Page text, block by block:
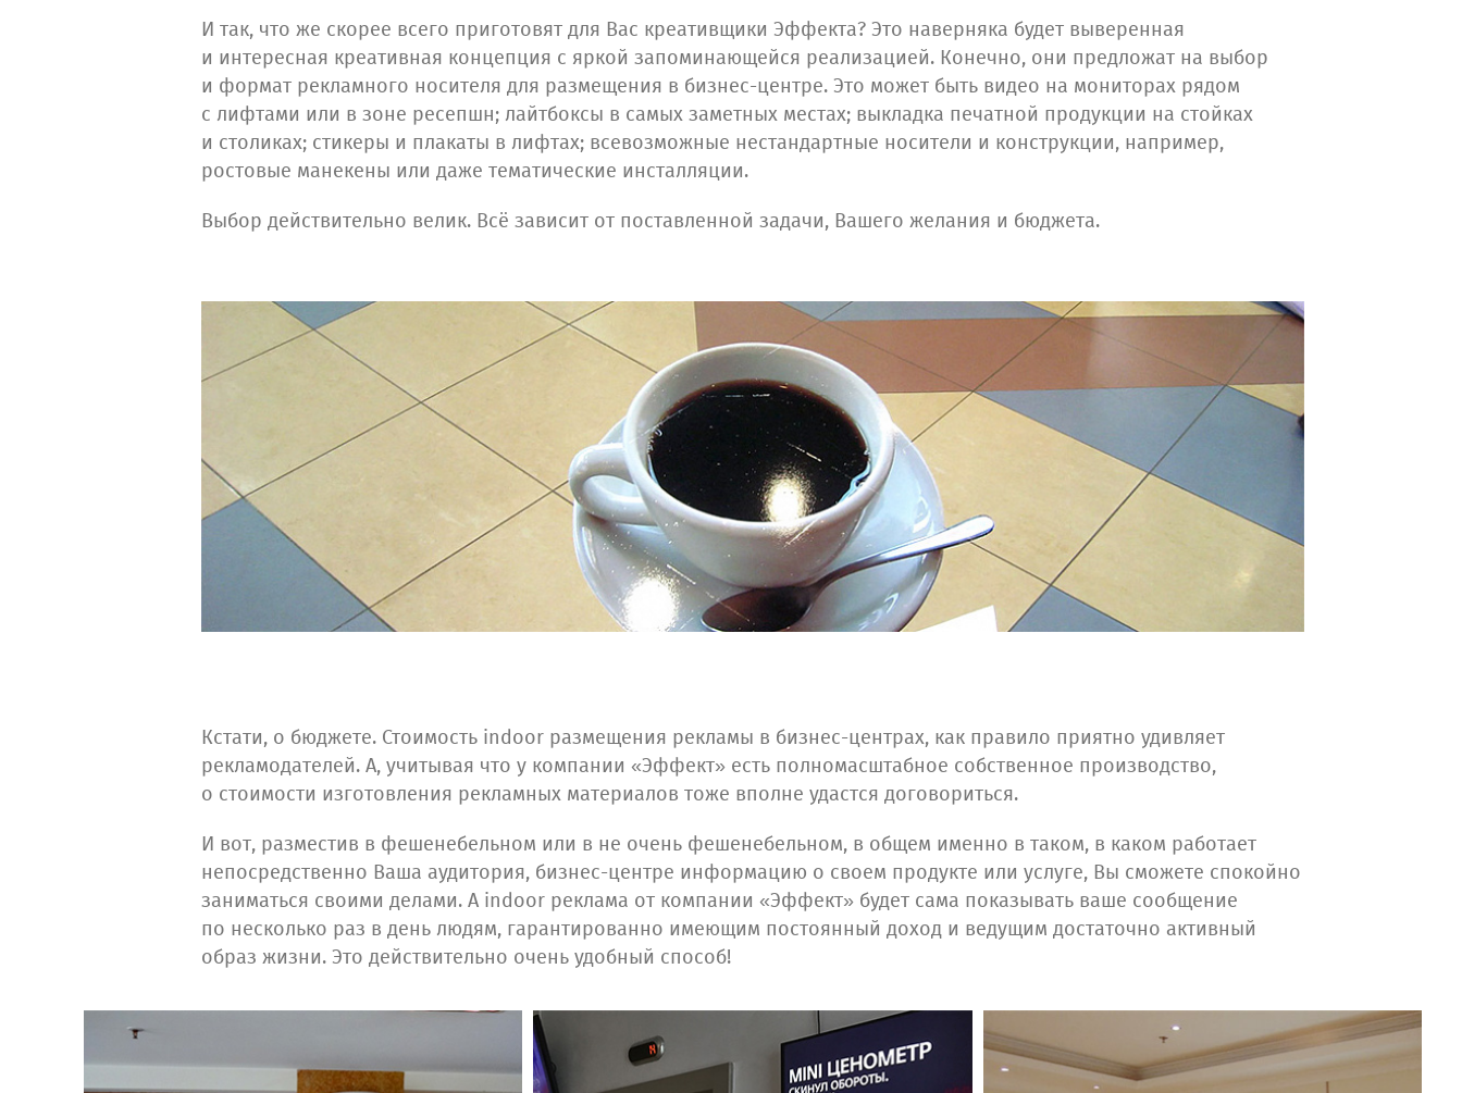
И так, что же скорее всего приготовят для Вас креативщики Эффекта? Это наверняка будет выверенная
и интересная креативная концепция с яркой запоминающейся реализацией. Конечно, они предложат на выбор
и формат рекламного носителя для размещения в бизнес-центре. Это может быть видео на мониторах рядом
с лифтами или в зоне ресепшн; лайтбоксы в самых заметных местах; выкладка печатной продукции на стойках
и столиках; стикеры и плакаты в лифтах; всевозможные нестандартные носители и конструкции, например,
ростовые манекены или даже тематические инсталляции.
Выбор действительно велик. Всё зависит от поставленной задачи, Вашего желания и бюджета.
Кстати, о бюджете. Стоимость indoor размещения рекламы в бизнес-центрах, как правило приятно удивляет
рекламодателей. А, учитывая что у компании «Эффект» есть полномасштабное собственное производство,
о стоимости изготовления рекламных материалов тоже вполне удастся договориться.
И вот, разместив в фешенебельном или в не очень фешенебельном, в общем именно в таком, в каком работает
непосредственно Ваша аудитория, бизнес-центре информацию о своем продукте или услуге, Вы сможете спокойно
заниматься своими делами. А indoor реклама от компании «Эффект» будет сама показывать ваше сообщение
по несколько раз в день людям, гарантированно имеющим постоянный доход и ведущим достаточно активный
образ жизни. Это действительно очень удобный способ!